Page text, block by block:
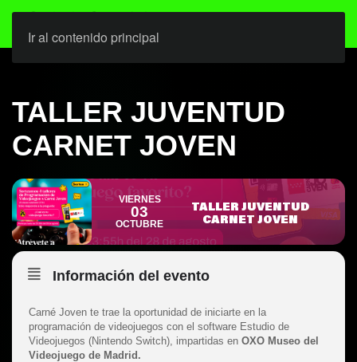
Ir al contenido principal
TALLER JUVENTUD
CARNET JOVEN
VIERNES
03
OCTUBRE
TALLER JUVENTUD
CARNET JOVEN
Información del evento
Carné Joven te trae la oportunidad de iniciarte en la
programación de videojuegos con el software Estudio de
Videojuegos (Nintendo Switch), impartidas en OXO Museo del
Videojuego de Madrid.